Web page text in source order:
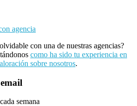
agencia
con una de nuestras agencias?
como ha sido tu experiencia en
sobre nosotros.
semana